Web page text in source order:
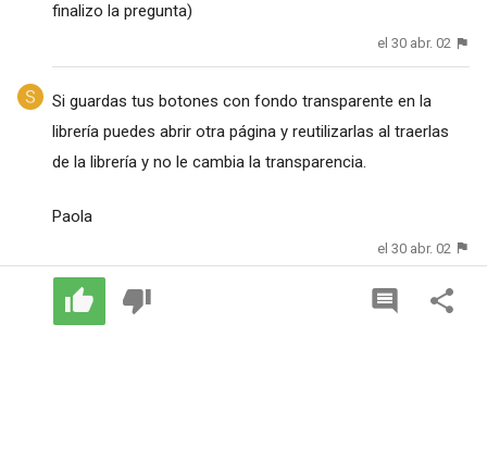
finalizo la pregunta)
el 30 abr. 02
Si guardas tus botones con fondo transparente en la
librería puedes abrir otra página y reutilizarlas al traerlas
de la librería y no le cambia la transparencia.
Paola
el 30 abr. 02